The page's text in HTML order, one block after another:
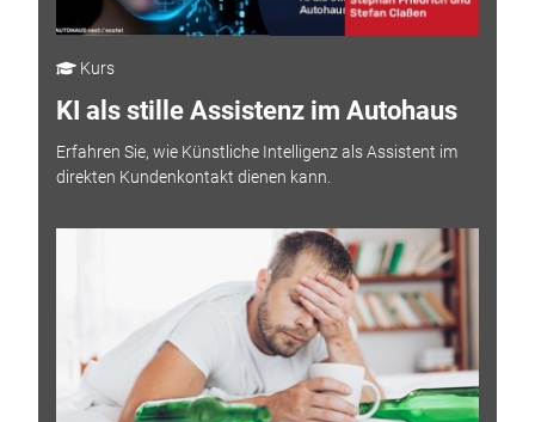
Kurs
KI als stille Assistenz im Autohaus
Erfahren Sie, wie Künstliche Intelligenz als Assistent im
direkten Kundenkontakt dienen kann.